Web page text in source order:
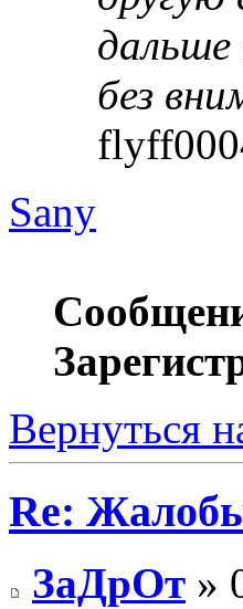
без
Sany
Вернуться
Re:
ЗаДрОт »